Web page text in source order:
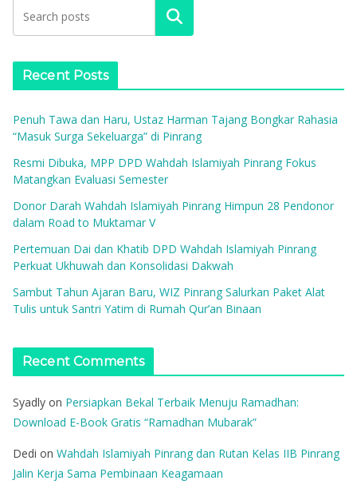
Search
Recent Posts
Penuh Tawa dan Haru, Ustaz Harman Tajang Bongkar Rahasia
“Masuk Surga Sekeluarga” di Pinrang
Resmi Dibuka, MPP DPD Wahdah Islamiyah Pinrang Fokus
Matangkan Evaluasi Semester
Donor Darah Wahdah Islamiyah Pinrang Himpun 28 Pendonor
dalam Road to Muktamar V
Pertemuan Dai dan Khatib DPD Wahdah Islamiyah Pinrang
Perkuat Ukhuwah dan Konsolidasi Dakwah
Sambut Tahun Ajaran Baru, WIZ Pinrang Salurkan Paket Alat
Tulis untuk Santri Yatim di Rumah Qur’an Binaan
Recent Comments
Syadly on Persiapkan Bekal Terbaik Menuju Ramadhan:
Download E-Book Gratis “Ramadhan Mubarak”
Dedi on Wahdah Islamiyah Pinrang dan Rutan Kelas IIB Pinrang
Jalin Kerja Sama Pembinaan Keagamaan